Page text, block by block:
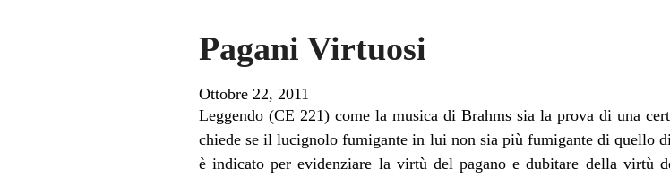
Pagani Virtuosi
Ottobre 22, 2011
Leggendo (CE 221) come la musica di Brahms sia la prova di una
chiede se il lucignolo fumigante in lui non sia più fumigante di
è indicato per evidenziare la virtù del pagano e dubitare della virtù